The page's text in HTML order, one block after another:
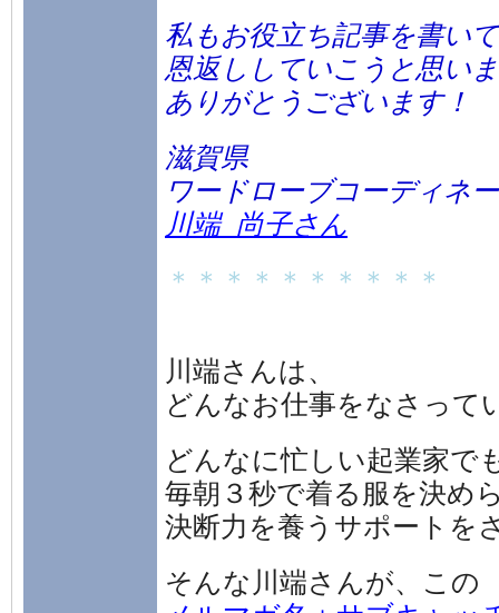
私もお役立ち記事を書いて
恩返ししていこうと思い
ありがとうございます！
滋賀県
ワードローブコーディネ
川端 尚子さん
＊＊＊＊＊＊＊＊＊＊
川端さんは、
どんなお仕事をなさって
どんなに忙しい起業家で
毎朝３秒で着る服を決め
決断力を養うサポートを
そんな川端さんが、この